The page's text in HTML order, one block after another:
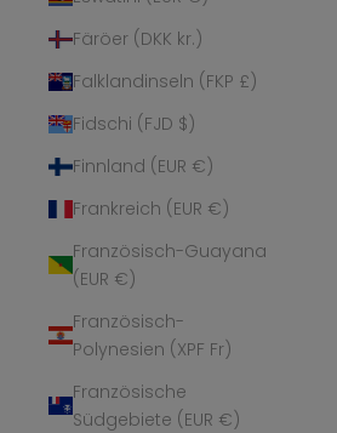
Färöer (DKK kr.)
Falklandinseln (FKP £)
Fidschi (FJD $)
Finnland (EUR €)
Frankreich (EUR €)
Französisch-Guayana
(EUR €)
Französisch-
Polynesien (XPF Fr)
Französische
Südgebiete (EUR €)